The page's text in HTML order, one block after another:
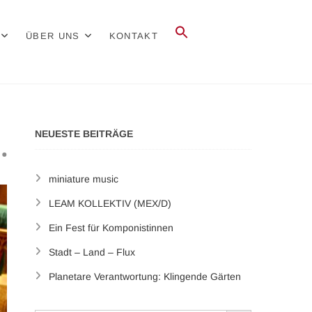
ÜBER UNS KONTAKT
NEUESTE BEITRÄGE
miniature music
LEAM KOLLEKTIV (MEX/D)
Ein Fest für Komponistinnen
Stadt – Land – Flux
Planetare Verantwortung: Klingende Gärten
Search Button